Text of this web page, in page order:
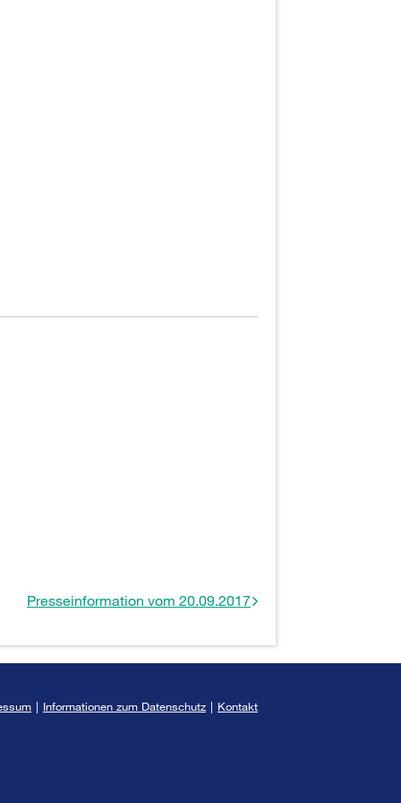
Presseinformation vom 20.09.2017
| Informationen zum Datenschutz | Kontakt